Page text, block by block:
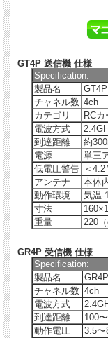
GT4P 送信機 仕様
Specification:
製品名
GT4P
チャネル数 4ch
カテゴリ
RCカ
電波方式
到達距離
約
電源
単三
低電圧警告 ＜4.2
アンテナ
本体
動作環境
気温-
寸法
重量
220（
GR4P 受信機 仕様
Specification:
製品名
GR4P
チャネル数 4ch
電波方式
到達距離
100
動作電圧
3.5〜